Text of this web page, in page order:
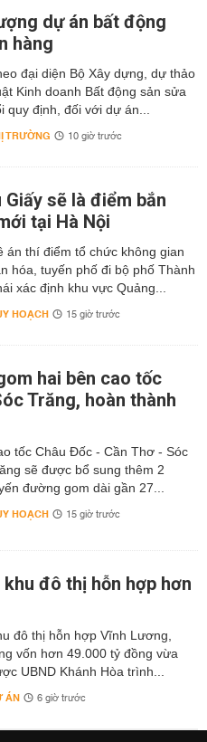
dự án bất động
hàng
đại diện Bộ Xây dựng, dự thảo
Kinh doanh Bất động sản sửa
quy định, đối với dự án...
TRƯỜNG 10 giờ trước
sẽ là điểm bắn
tại Hà Nội
án thí điểm tổ chức không gian
hóa, tuyến phố đi bộ phố Thành
xác định khu vực Quảng...
HOẠCH 15 giờ trước
hai bên cao tốc
Trăng, hoàn thành
tốc Châu Đốc - Cần Thơ - Sóc
sẽ được bổ sung thêm 2
đường gom dài gần 27...
HOẠCH 15 giờ trước
đô thị hỗn hợp hơn
đô thị hỗn hợp Vĩnh Lương,
vốn hơn 49.000 tỷ đồng vừa
UBND Khánh Hòa trình...
ÁN 6 giờ trước